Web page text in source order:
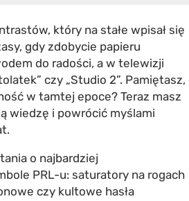
który na stałe wpisał się
gdy zdobycie papieru
do radości, a w telewizji
czy „Studio 2”. Pamiętasz,
w tamtej epoce? Teraz masz
wiedzę i powrócić myślami
o najbardziej
PRL-u: saturatory na rogach
czy kultowe hasła